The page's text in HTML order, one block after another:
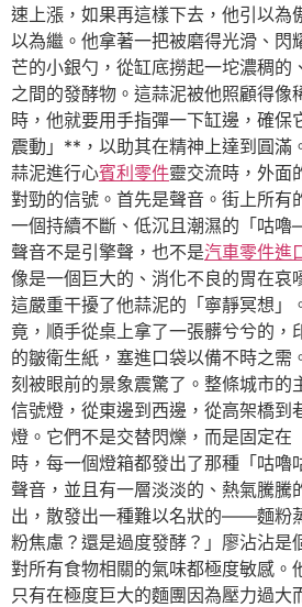
速上漲，如果再這樣下去，他引以為
以為繼。他拿著一把被磨得光滑、閃
芒的小銀勺，從缸底撈起一坨濃稠的
之間的發酵物。這蒜泥被他照顧得像
時，他就要用手指彈一下缸邊，確保
震動」**，以助其在精神上達到圓滿
蒜泥進行心賓利零件靈交流時，外面
對勁的信號。首先是聲音。街上所有
一個持續不斷、低沉且潮濕的「咕
聲音不是引擎聲，也不是汽車零件進
像是一個巨大的、消化不良的胃在哀
這嚴重干擾了他蒜泥的「寧靜冥想」
竟，順手從桌上拿了一張髒兮兮的，
的皺衛生紙，塞進口袋以備不時之需
刻被眼前的景象震驚了。整條城市的
信號燈，從東邊到西邊，從高架橋到
燈。它們不是交替閃爍，而是固定在
時，每一個燈箱都發出了那種「咕嚕
聲音，並且有一層淡淡的、熱氣騰騰
出，散發出一種難以名狀的——麵粉
粉焦慮？還是過度發酵？」廖沾沾是
對所有食物相關的氣味都極度敏感。
只有在極度巨大的麵團因為壓力過大